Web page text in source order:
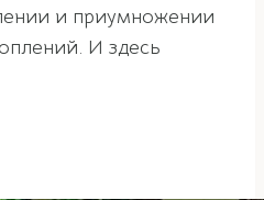
и приумножении
И здесь